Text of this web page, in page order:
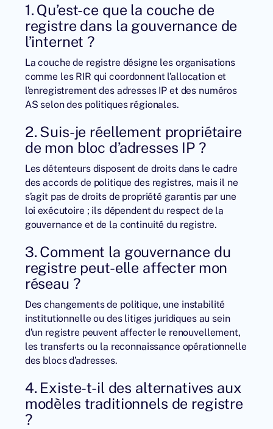
1. Qu’est-ce que la couche de
registre dans la gouvernance de
l’internet ?
La couche de registre désigne les organisations
comme les RIR qui coordonnent l’allocation et
l’enregistrement des adresses IP et des numéros
AS selon des politiques régionales.
2. Suis-je réellement propriétaire
de mon bloc d’adresses IP ?
Les détenteurs disposent de droits dans le cadre
des accords de politique des registres, mais il ne
s’agit pas de droits de propriété garantis par une
loi exécutoire ; ils dépendent du respect de la
gouvernance et de la continuité du registre.
3. Comment la gouvernance du
registre peut-elle affecter mon
réseau ?
Des changements de politique, une instabilité
institutionnelle ou des litiges juridiques au sein
d’un registre peuvent affecter le renouvellement,
les transferts ou la reconnaissance opérationnelle
des blocs d’adresses.
4. Existe-t-il des alternatives aux
modèles traditionnels de registre
?